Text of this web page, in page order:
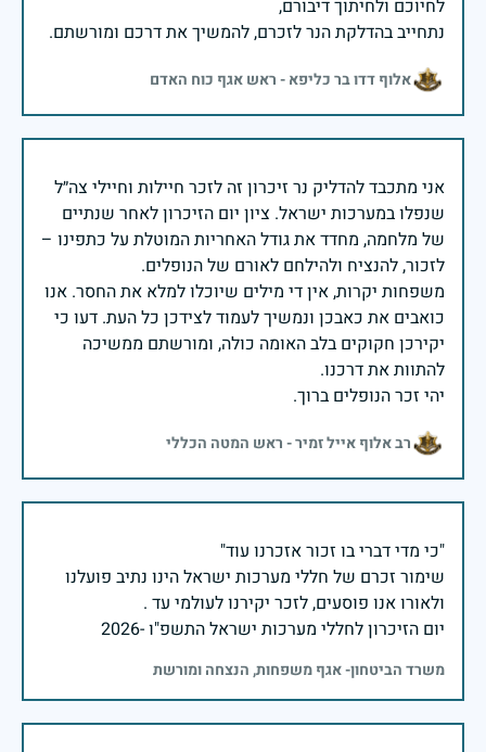
נתחייב בהדלקת הנר לזכרם, להמשיך את דרכם ומורשתם.
אלוף דדו בר כליפא - ראש אגף כוח האדם
אני מתכבד להדליק נר זיכרון זה לזכר חיילות וחיילי צה״ל
שנפלו במערכות ישראל. ציון יום הזיכרון לאחר שנתיים
של מלחמה, מחדד את גודל האחריות המוטלת על כתפינו –
משפחות יקרות, אין די מילים שיוכלו למלא את החסר. אנו
כואבים את כאבכן ונמשיך לעמוד לצידכן כל העת. דעו כי
יקירכן חקוקים בלב האומה כולה, ומורשתם ממשיכה
יהי זכר הנופלים ברוך.
רב אלוף אייל זמיר - ראש המטה הכללי
שימור זכרם של חללי מערכות ישראל הינו נתיב פועלנו
יום הזיכרון לחללי מערכות ישראל התשפ"ו -2026
משרד הביטחון- אגף משפחות, הנצחה ומורשת